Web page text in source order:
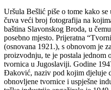
Uršula Bešlić piše o tome kako
čuva veći broj fotografija na
baština Slavonskog Broda, u
posebno mjesto. Prijeratna
(osnovana 1921.), s obnovom je
proizvodnju, te je postala jednom
tvornica u Jugoslaviji. Godine
Đaković, naziv pod kojim djeluje
obnovljene tvornice i uspješne